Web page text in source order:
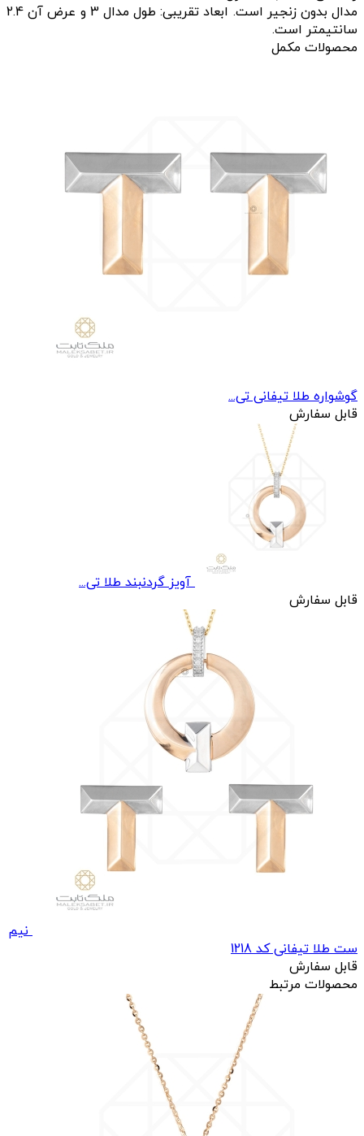
مدال بدون زنجیر است. ابعاد تقریبی: طول مدال 3 و عرض آن 2.4
سانتیمتر است.
محصولات مکمل
گوشواره طلا تیفانی تی...
قابل سفارش
آویز گردنبند طلا تی...
قابل سفارش
نیم
ست طلا تیفانی کد 1218
قابل سفارش
محصولات مرتبط